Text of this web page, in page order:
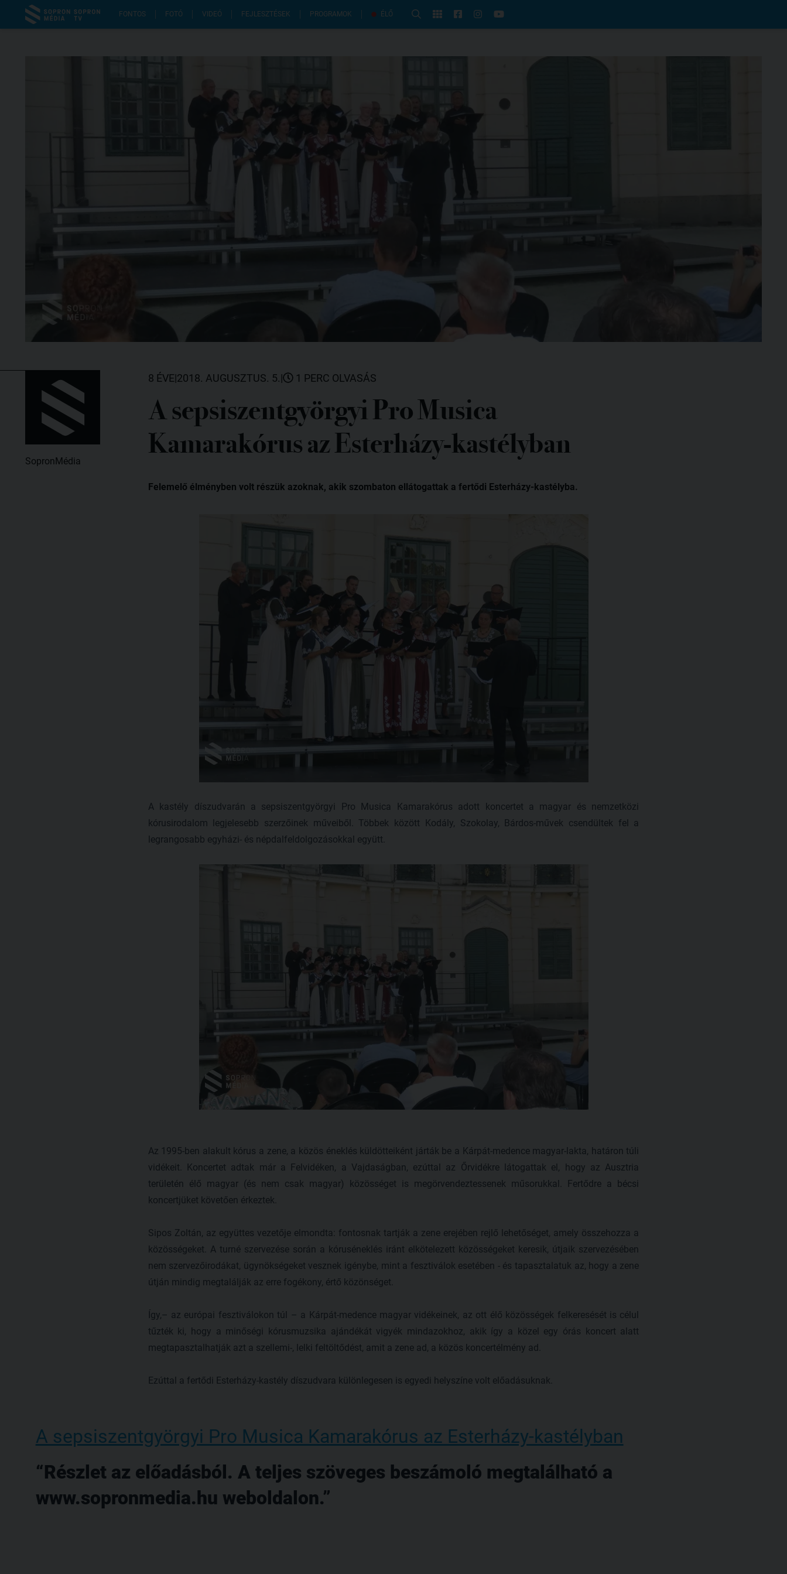
FONTOS FOTÓ VIDEÓ FEJLESZTÉSEK PROGRAMOK ÉLŐ
SopronMédia
8 ÉVE|2018. AUGUSZTUS. 5.| 1 PERC OLVASÁS
A sepsiszentgyörgyi Pro Musica
Kamarakórus az Esterházy-kastélyban
Felemelő élményben volt részük azoknak, akik szombaton ellátogattak a fertődi Esterházy-kastélyba.
A kastély díszudvarán a sepsiszentgyörgyi Pro Musica Kamarakórus adott koncertet a magyar és nemzetközi
kórusirodalom legjelesebb szerzőinek műveiből. Többek között Kodály, Szokolay, Bárdos-művek csendültek fel a
legrangosabb egyházi- és népdalfeldolgozásokkal együtt.
Az 1995-ben alakult kórus a zene, a közös éneklés küldötteiként járták be a Kárpát-medence magyar-lakta, határon túli
vidékeit. Koncertet adtak már a Felvidéken, a Vajdaságban, ezúttal az Őrvidékre látogattak el, hogy az Ausztria
területén élő magyar (és nem csak magyar) közösséget is megörvendeztessenek műsorukkal. Fertődre a bécsi
koncertjüket követően érkeztek.
Sipos Zoltán, az együttes vezetője elmondta: fontosnak tartják a zene erejében rejlő lehetőséget, amely összehozza a
közösségeket. A turné szervezése során a kóruséneklés iránt elkötelezett közösségeket keresik, útjaik szervezésében
nem szervezőirodákat, ügynökségeket vesznek igénybe, mint a fesztiválok esetében - és tapasztalatuk az, hogy a zene
útján mindig megtalálják az erre fogékony, értő közönséget.
Így,– az európai fesztiválokon túl – a Kárpát-medence magyar vidékeinek, az ott élő közösségek felkeresését is célul
tűzték ki, hogy a minőségi kórusmuzsika ajándékát vigyék mindazokhoz, akik így a közel egy órás koncert alatt
megtapasztalhatják azt a szellemi-, lelki feltöltődést, amit a zene ad, a közös koncertélmény ad.
Ezúttal a fertődi Esterházy-kastély díszudvara különlegesen is egyedi helyszíne volt előadásuknak.
A sepsiszentgyörgyi Pro Musica Kamarakórus az Esterházy-kastélyban
Részlet az előadásból. A teljes szöveges beszámoló megtalálható a
www.sopronmedia.hu weboldalon.